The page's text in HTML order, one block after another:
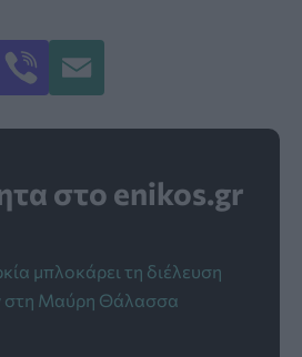
στο enikos.gr
μπλοκάρει τη διέλευση
στη Μαύρη Θάλασσα